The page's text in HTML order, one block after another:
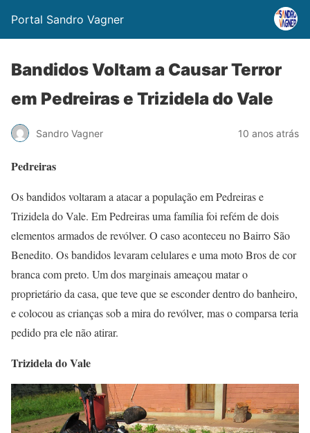
Portal Sandro Vagner
Bandidos Voltam a Causar Terror
em Pedreiras e Trizidela do Vale
Sandro Vagner 10 anos atrás
Pedreiras
Os bandidos voltaram a atacar a população em Pedreiras e
Trizidela do Vale. Em Pedreiras uma família foi refém de dois
elementos armados de revólver. O caso aconteceu no Bairro São
Benedito. Os bandidos levaram celulares e uma moto Bros de cor
branca com preto. Um dos marginais ameaçou matar o
proprietário da casa, que teve que se esconder dentro do banheiro,
e colocou as crianças sob a mira do revólver, mas o comparsa teria
pedido pra ele não atirar.
Trizidela do Vale